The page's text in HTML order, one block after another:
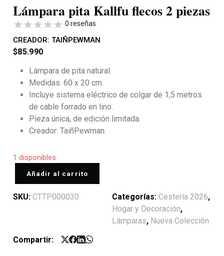
Lámpara pita Kallfu flecos 2 piezas
0 reseñas
CREADOR: TAIÑPEWMAN
$85.990
Lámpara de pita natural.
Medidas: 60 x 20 cm.
Incluye sistema eléctrico de colgar de 1,5 metros
de cable forrado en lino.
Pieza única, de edición limitada.
Creador: TaiñPewman.
1 disponibles
Añadir al carrito
SKU: CTTP000030 Categorías: Cestería 2026,
Hogar y Decoración,
Lámparas, Nueva Colección
Compartir: